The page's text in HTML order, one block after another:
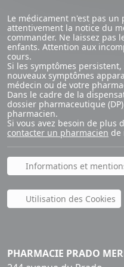
Le médicament n'est pas
attentivement la notice du
commander. Ne laissez pas
enfants. Attention aux
cours.
Si les symptômes
nouveaux symptômes
médecin ou de votre
Dans le cadre de la
dossier pharmaceutique
pharmacien.
Si vous avez besoin de plus
contacter un pharmacien de
Informations et
Utilisation des Cookies
PHARMACIE PRADO